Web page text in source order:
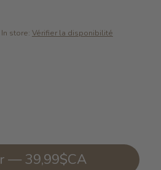
In store: Vérifier la disponibilité
Ajouter au panier — 39,99$CA